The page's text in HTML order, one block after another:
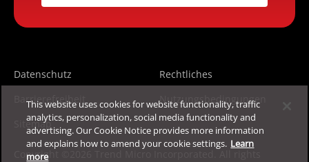
Datenschutz
Rechtliches
Barrierefreiheit
Nutzungsbedingungen
Sitemap
Copyright ©2026 Trend Micro Incorporated. All rights
This website uses cookies for website functionality, traffic
analytics, personalization, social media functionality and
advertising. Our Cookie Notice provides more information
and explains how to amend your cookie settings. Learn
more